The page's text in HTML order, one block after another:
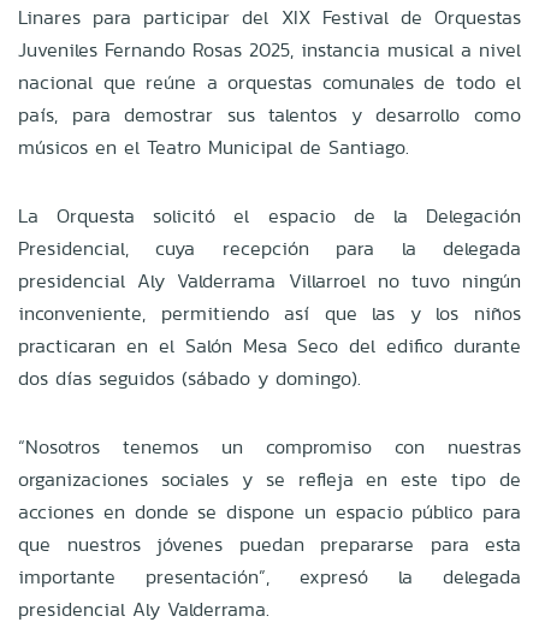
Linares para participar del XIX Festival de Orquestas
Juveniles Fernando Rosas 2025, instancia musical a nivel
nacional que reúne a orquestas comunales de todo el
país, para demostrar sus talentos y desarrollo como
músicos en el Teatro Municipal de Santiago.
La Orquesta solicitó el espacio de la Delegación
Presidencial, cuya recepción para la delegada
presidencial Aly Valderrama Villarroel no tuvo ningún
inconveniente, permitiendo así que las y los niños
practicaran en el Salón Mesa Seco del edifico durante
dos días seguidos (sábado y domingo).
“Nosotros tenemos un compromiso con nuestras
organizaciones sociales y se refleja en este tipo de
acciones en donde se dispone un espacio público para
que nuestros jóvenes puedan prepararse para esta
importante presentación”, expresó la delegada
presidencial Aly Valderrama.